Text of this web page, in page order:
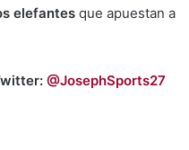
elefantes que apuestan a
@JosephSports27